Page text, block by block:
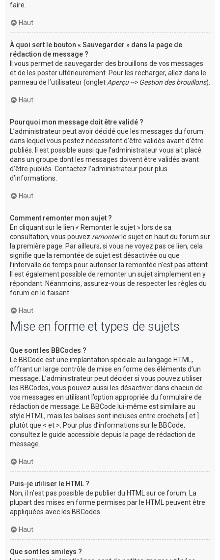
faire.
Haut
À quoi sert le bouton « Sauvegarder » dans la page de
rédaction de message ?
Il vous permet de sauvegarder des brouillons de vos messages
et de les poster ultérieurement. Pour les recharger, allez dans le
panneau de l’utilisateur (onglet Aperçu --> Gestion des brouillons).
Haut
Pourquoi mon message doit être validé ?
L’administrateur peut avoir décidé que les messages du forum
dans lequel vous postez nécessitent d’être validés avant d’être
publiés. Il est possible aussi que l’administrateur vous ait placé
dans un groupe dont les messages doivent être validés avant
d’être publiés. Contactez l’administrateur pour plus
d’informations.
Haut
Comment remonter mon sujet ?
En cliquant sur le lien « Remonter le sujet » lors de sa
consultation, vous pouvez remonterle sujet en haut du forum sur
la première page. Par ailleurs, si vous ne voyez pas ce lien, cela
signifie que la remontée de sujet est désactivée ou que
l’intervalle de temps pour autoriser la remontée n’est pas atteint.
Il est également possible de remonter un sujet simplement en y
répondant. Néanmoins, assurez-vous de respecter les règles du
forum en le faisant.
Haut
Mise en forme et types de sujets
Que sont les BBCodes ?
Le BBCode est une implantation spéciale au langage HTML,
offrant un large contrôle de mise en forme des éléments d’un
message. L’administrateur peut décider si vous pouvez utiliser
les BBCodes, vous pouvez aussi les désactiver dans chacun de
vos messages en utilisant l’option appropriée du formulaire de
rédaction de message. Le BBCode lui-même est similaire au
style HTML, mais les balises sont incluses entre crochets [ et ]
plutôt que < et >. Pour plus d’informations sur le BBCode,
consultez le guide accessible depuis la page de rédaction de
message.
Haut
Puis-je utiliser le HTML ?
Non, il n’est pas possible de publier du HTML sur ce forum. La
plupart des mises en forme permises par le HTML peuvent être
appliquées avec les BBCodes.
Haut
Que sont les smileys ?